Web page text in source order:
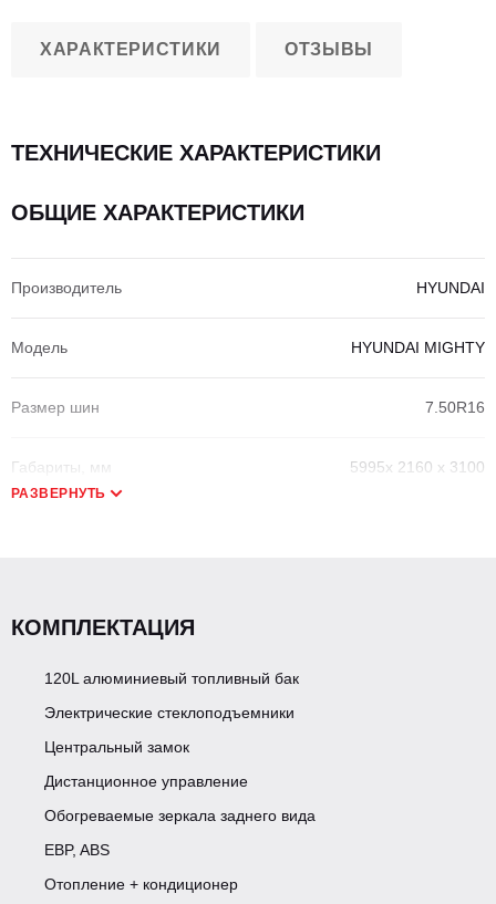
ХАРАКТЕРИСТИКИ ОТЗЫВЫ
ТЕХНИЧЕСКИЕ ХАРАКТЕРИСТИКИ
ОБЩИЕ ХАРАКТЕРИСТИКИ
Производитель HYUNDAI
Модель HYUNDAI MIGHTY
Размер шин 7.50R16
Габариты, мм 5995x 2160 x 3100
Грузоподъемность, кг
ДВИГАТЕЛЬ
Модель ДВС
Рабочий объем, сМ
РАЗВЕРНУТЬ
КОМПЛЕКТАЦИЯ
120L алюминиевый топливный бак
Электрические стеклоподъемники
Центральный замок
Дистанционное управление
Обогреваемые зеркала заднего вида
EBP, ABS
Отопление + кондиционер